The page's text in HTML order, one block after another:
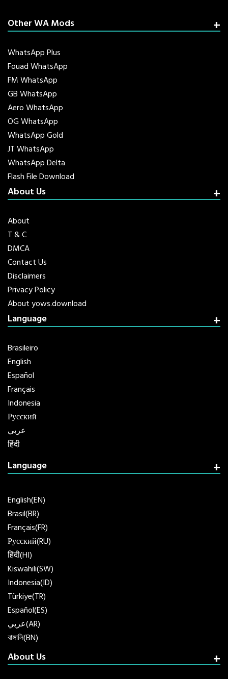
Other WA Mods
WhatsApp Plus
Fouad WhatsApp
FM WhatsApp
GB WhatsApp
Aero WhatsApp
OG WhatsApp
WhatsApp Gold
JT WhatsApp
WhatsApp Delta
Flash File Download
About Us
About
T & C
DMCA
Contact Us
Disclaimers
Privacy Policy
About yows.download
Language
Brasileiro
English
Español
Français
Indonesia
Русский
عربي
हिंदी
Language
English(EN)
Brasil(BR)
Français(FR)
Русский(RU)
हिंदी(HI)
Kiswahili(SW)
Indonesia(ID)
Türkiye(TR)
Español(ES)
عربي(AR)
বাঙ্গালি(BN)
About Us